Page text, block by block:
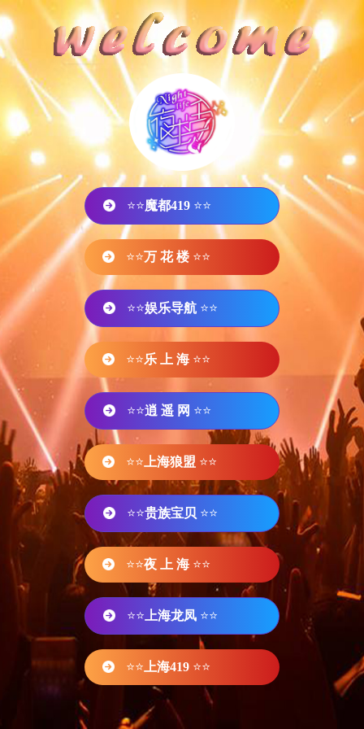
⭐⭐魔都419 ⭐⭐
⭐⭐万 花 楼 ⭐⭐
⭐⭐娱乐导航 ⭐⭐
⭐⭐乐 上 海 ⭐⭐
⭐⭐逍 遥 网 ⭐⭐
⭐⭐ 上海狼盟 ⭐⭐
⭐⭐贵族宝贝 ⭐⭐
⭐⭐夜 上 海 ⭐⭐
⭐⭐ 上海龙凤 ⭐⭐
⭐⭐ 上海419 ⭐⭐